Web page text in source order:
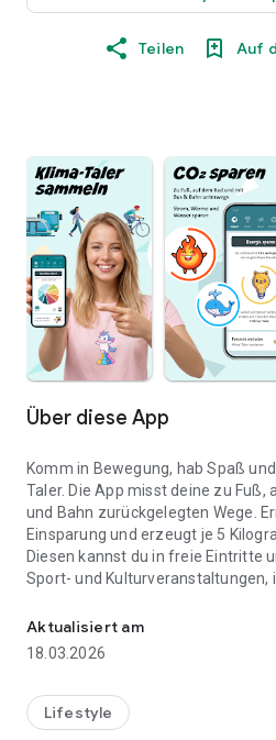
Teilen Auf
Über diese App
Komm in Bewegung, hab Spaß
Taler. Die App misst deine zu Fuß,
und Bahn zurückgelegten Wege.
Einsparung und erzeugt je 5
Diesen kannst du in freie Eintritte
Sport- und Kulturveranstaltungen,
eintauschen.
• Energiesparen
• Städtewettbewerbe
Aktualisiert am
18.03.2026
Lifestyle